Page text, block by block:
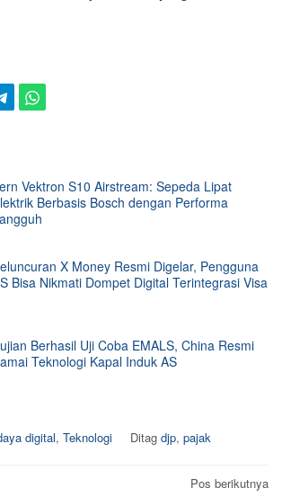
Vektron S10 Airstream: Sepeda Lipat
Berbasis Bosch dengan Performa
X Money Resmi Digelar, Pengguna
Bisa Nikmati Dompet Digital Terintegrasi Visa
Berhasil Uji Coba EMALS, China Resmi
Teknologi Kapal Induk AS
digital, Teknologi Ditag djp, pajak
Pos berikutnya